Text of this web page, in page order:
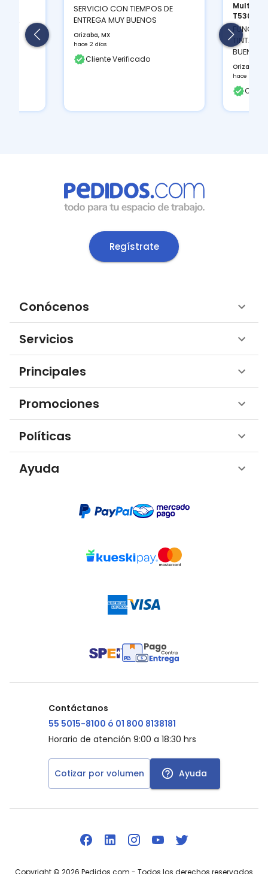
SERVICIO CON TIEMPOS DE
ENTREGA MUY BUENOS
Orizaba, MX
hace 2 días
Cliente Verificado
T530D...
TINTAS
BUEN
Orizaba,
hace 2 días
Regístrate
Conócenos
Servicios
Principales
Promociones
Políticas
Ayuda
Contáctanos
55 5015-8100 ó 01 800 8138181
Horario de atención 9:00 a 18:30 hrs
Cotizar por volumen Ayuda
Copyright © 2026 Pedidos.com - Todos los derechos reservados